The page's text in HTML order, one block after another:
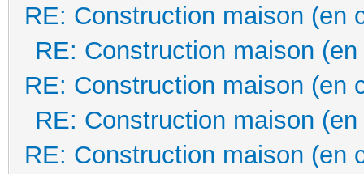
RE: Construction maison (en
RE: Construction maison
RE: Construction maison (en
RE: Construction maison
RE: Construction maison (en